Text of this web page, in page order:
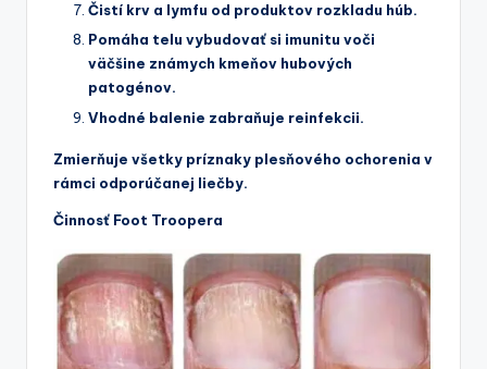
Čistí krv a lymfu od produktov rozkladu húb.
Pomáha telu vybudovať si imunitu voči
väčšine známych kmeňov hubových
patogénov.
Vhodné balenie zabraňuje reinfekcii.
Zmierňuje všetky príznaky plesňového ochorenia v
rámci odporúčanej liečby.
Činnosť Foot Troopera